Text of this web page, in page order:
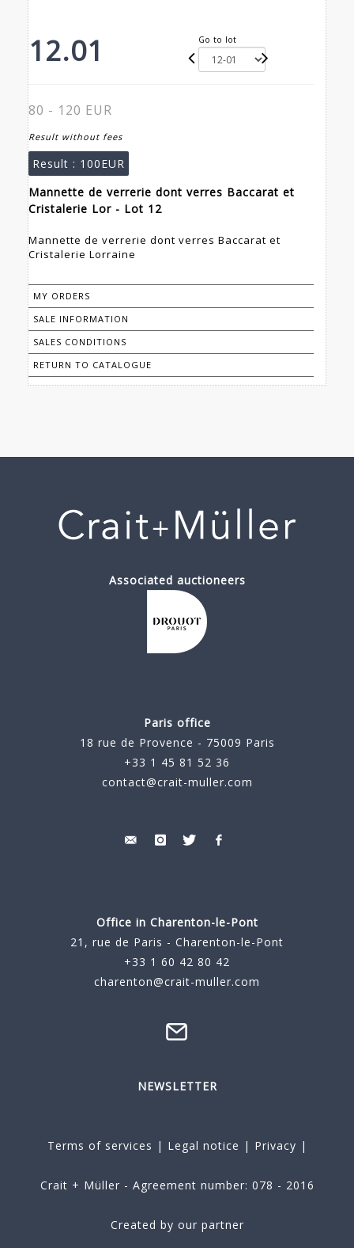
12.01 Go to lot
80 - 120 EUR
Result without fees
Result : 100EUR
Mannette de verrerie dont verres Baccarat et
Cristalerie Lor - Lot 12
Mannette de verrerie dont verres Baccarat et
Cristalerie Lorraine
MY ORDERS
SALE INFORMATION
SALES CONDITIONS
RETURN TO CATALOGUE
Associated auctioneers
Paris office
18 rue de Provence - 75009 Paris
+33 1 45 81 52 36
contact@crait-muller.com
Office in Charenton-le-Pont
21, rue de Paris - Charenton-le-Pont
+33 1 60 42 80 42
charenton@crait-muller.com
NEWSLETTER
Terms of services | Legal notice | Privacy |
Crait + Müller - Agreement number: 078 - 2016
Created by our partner